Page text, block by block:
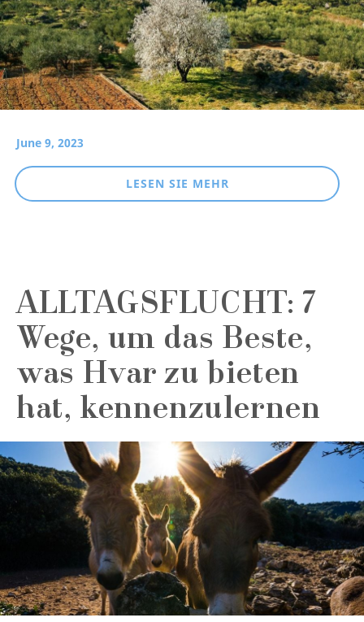
June 9, 2023
LESEN SIE MEHR
ALLTAGSFLUCHT: 7
Wege, um das Beste,
was Hvar zu bieten
hat, kennenzulernen